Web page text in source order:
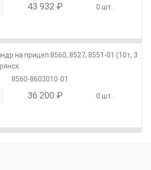
43 932 ₽ 0 шт.
на прицеп 8560, 8527, 8551-01 (10т, 3
8560-8603010-01
36 200 ₽ 0 шт.